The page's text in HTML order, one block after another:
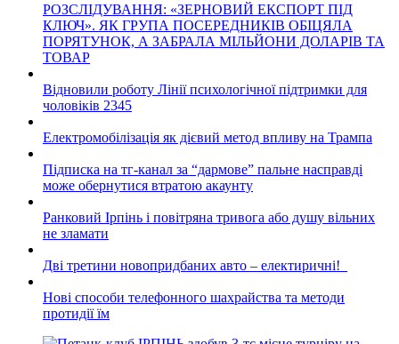
РОЗСЛІДУВАННЯ: «ЗЕРНОВИЙ ЕКСПОРТ ПІД
КЛЮЧ». ЯК ГРУПА ПОСЕРЕДНИКІВ ОБІЦЯЛА
ПОРЯТУНОК, А ЗАБРАЛА МІЛЬЙОНИ ДОЛАРІВ ТА
ТОВАР
Відновили роботу Лінії психологічної підтримки для
чоловіків 2345
Електромобілізація як дієвий метод впливу на Трампа
Підписка на тг-канал за “дармове” пальне насправді
може обернутися втратою акаунту
Ранковий Ірпінь і повітряна тривога або душу вільних
не зламати
Дві третини новопридбаних авто – електиричні!
Нові способи телефонного шахрайства та методи
протидії їм